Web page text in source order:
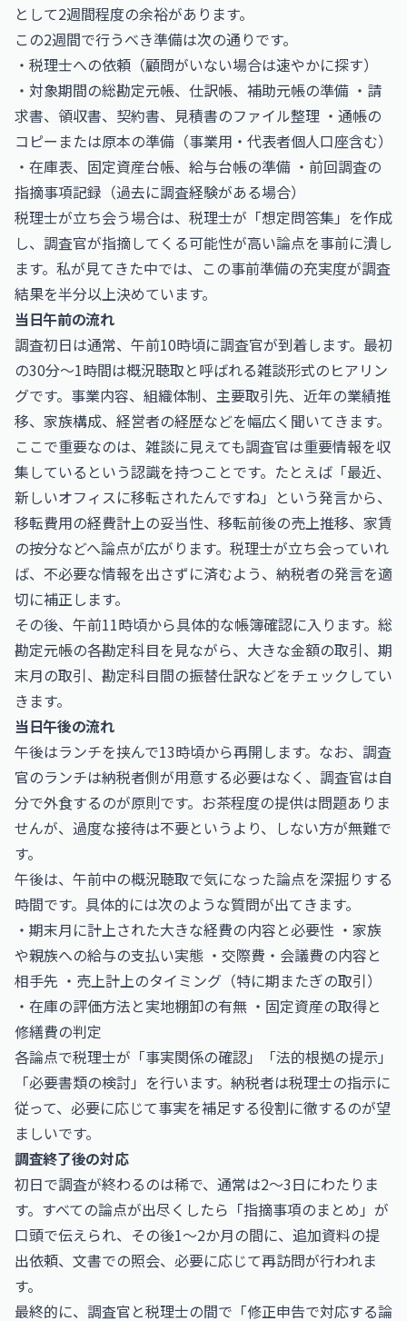
として2週間程度の余裕があります。
この2週間で行うべき準備は次の通りです。
・税理士への依頼（顧問がいない場合は速やかに探す）
・対象期間の総勘定元帳、仕訳帳、補助元帳の準備 ・請
求書、領収書、契約書、見積書のファイル整理 ・通帳の
コピーまたは原本の準備（事業用・代表者個人口座含む）
・在庫表、固定資産台帳、給与台帳の準備 ・前回調査の
指摘事項記録（過去に調査経験がある場合）
税理士が立ち会う場合は、税理士が「想定問答集」を作成
し、調査官が指摘してくる可能性が高い論点を事前に潰し
ます。私が見てきた中では、この事前準備の充実度が調査
結果を半分以上決めています。
当日午前の流れ
調査初日は通常、午前10時頃に調査官が到着します。最初
の30分〜1時間は概況聴取と呼ばれる雑談形式のヒアリン
グです。事業内容、組織体制、主要取引先、近年の業績推
移、家族構成、経営者の経歴などを幅広く聞いてきます。
ここで重要なのは、雑談に見えても調査官は重要情報を収
集しているという認識を持つことです。たとえば「最近、
新しいオフィスに移転されたんですね」という発言から、
移転費用の経費計上の妥当性、移転前後の売上推移、家賃
の按分などへ論点が広がります。税理士が立ち会っていれ
ば、不必要な情報を出さずに済むよう、納税者の発言を適
切に補正します。
その後、午前11時頃から具体的な帳簿確認に入ります。総
勘定元帳の各勘定科目を見ながら、大きな金額の取引、期
末月の取引、勘定科目間の振替仕訳などをチェックしてい
きます。
当日午後の流れ
午後はランチを挟んで13時頃から再開します。なお、調査
官のランチは納税者側が用意する必要はなく、調査官は自
分で外食するのが原則です。お茶程度の提供は問題ありま
せんが、過度な接待は不要というより、しない方が無難で
す。
午後は、午前中の概況聴取で気になった論点を深掘りする
時間です。具体的には次のような質問が出てきます。
・期末月に計上された大きな経費の内容と必要性 ・家族
や親族への給与の支払い実態 ・交際費・会議費の内容と
相手先 ・売上計上のタイミング（特に期またぎの取引）
・在庫の評価方法と実地棚卸の有無 ・固定資産の取得と
修繕費の判定
各論点で税理士が「事実関係の確認」「法的根拠の提示」
「必要書類の検討」を行います。納税者は税理士の指示に
従って、必要に応じて事実を補足する役割に徹するのが望
ましいです。
調査終了後の対応
初日で調査が終わるのは稀で、通常は2〜3日にわたりま
す。すべての論点が出尽くしたら「指摘事項のまとめ」が
口頭で伝えられ、その後1〜2か月の間に、追加資料の提
出依頼、文書での照会、必要に応じて再訪問が行われま
す。
最終的に、調査官と税理士の間で「修正申告で対応する論